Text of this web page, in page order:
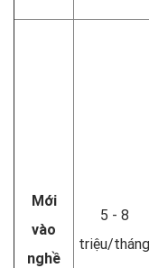
Mới
vào
nghề
5 - 8
triệu/tháng